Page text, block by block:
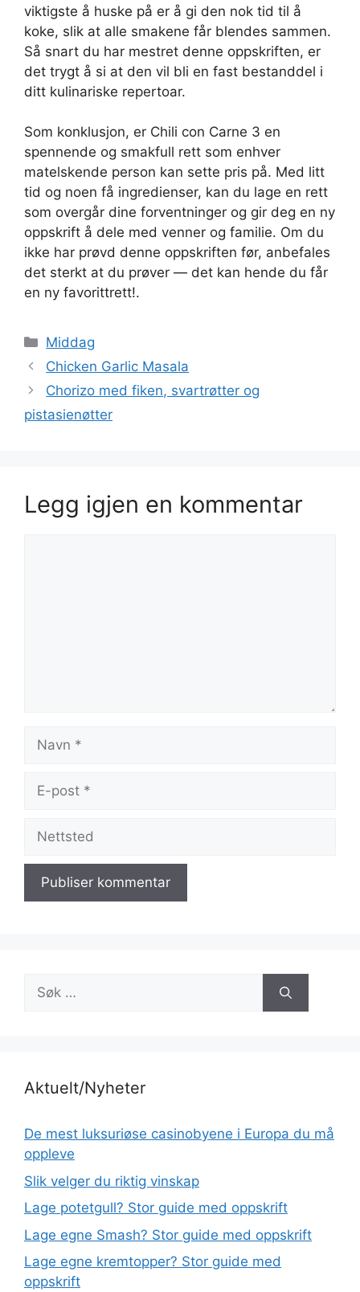
viktigste å huske på er å gi den nok tid til å
koke, slik at alle smakene får blendes sammen.
Så snart du har mestret denne oppskriften, er
det trygt å si at den vil bli en fast bestanddel i
ditt kulinariske repertoar.
Som konklusjon, er Chili con Carne 3 en
spennende og smakfull rett som enhver
matelskende person kan sette pris på. Med litt
tid og noen få ingredienser, kan du lage en rett
som overgår dine forventninger og gir deg en ny
oppskrift å dele med venner og familie. Om du
ikke har prøvd denne oppskriften før, anbefales
det sterkt at du prøver — det kan hende du får
en ny favorittrett!.
Kategorier
Middag
Chicken Garlic Masala
Chorizo med fiken, svartrøtter og
pistasienøtter
Legg igjen en kommentar
Navn
Nettsted
Søk
etter:
Aktuelt/Nyheter
De mest luksuriøse casinobyene i Europa du må
oppleve
Slik velger du riktig vinskap
Lage potetgull? Stor guide med oppskrift
Lage egne Smash? Stor guide med oppskrift
Lage egne kremtopper? Stor guide med
oppskrift